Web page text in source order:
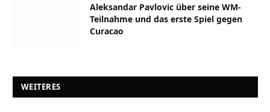
Aleksandar Pavlovic über seine WM-
Teilnahme und das erste Spiel gegen
Curacao
WEITERES